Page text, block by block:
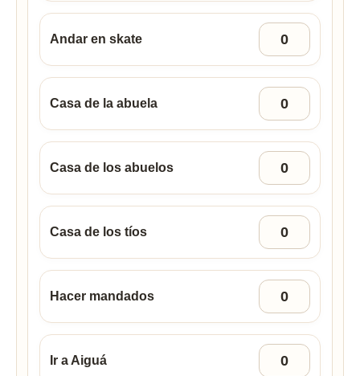
Andar en skate
Casa de la abuela
Casa de los abuelos
Casa de los tíos
Hacer mandados
Ir a Aiguá